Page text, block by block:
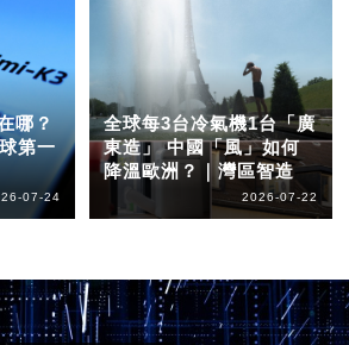
哪？
第一
07-24
全球每3台冷氣機1台「廣
東造」 中國「風」如何
降溫歐洲？｜灣區智造
2026-07-22